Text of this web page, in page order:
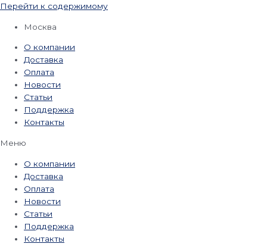
Перейти к содержимому
Москва
О компании
Доставка
Оплата
Новости
Статьи
Поддержка
Контакты
Меню
О компании
Доставка
Оплата
Новости
Статьи
Поддержка
Контакты